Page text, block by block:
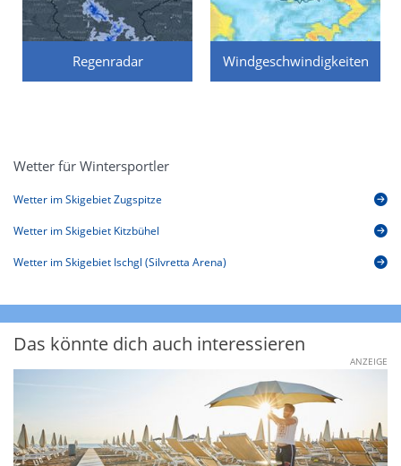
Regenradar Windgeschwindigkeiten
Wetter für Wintersportler
Wetter im Skigebiet Zugspitze
Wetter im Skigebiet Kitzbühel
Wetter im Skigebiet Ischgl (Silvretta Arena)
Das könnte dich auch interessieren
ANZEIGE